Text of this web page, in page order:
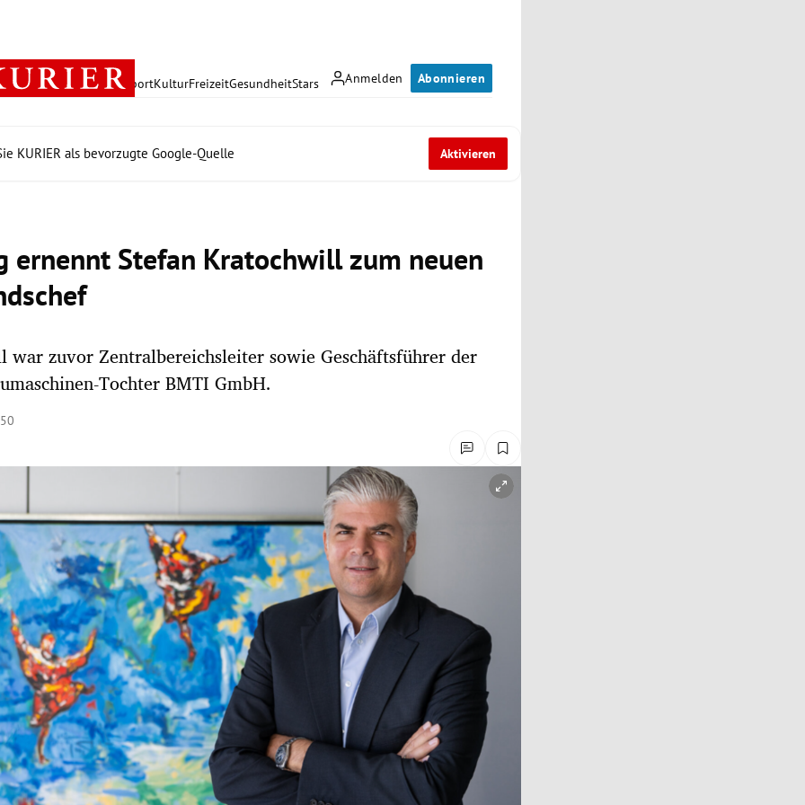
Anmelden Abonnieren
PolitikWirtschaft SportKulturFreizeitGesundheitStars
KURIER als bevorzugte Google-Quelle Aktivieren
ernennt Stefan Kratochwill zum neuen
war zuvor Zentralbereichsleiter sowie Geschäftsführer der
Tochter BMTI GmbH.
öffnen/schließen